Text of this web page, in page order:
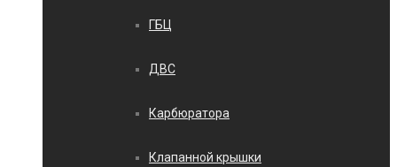
ГБЦ
ДВС
Карбюратора
Клапанной крышки